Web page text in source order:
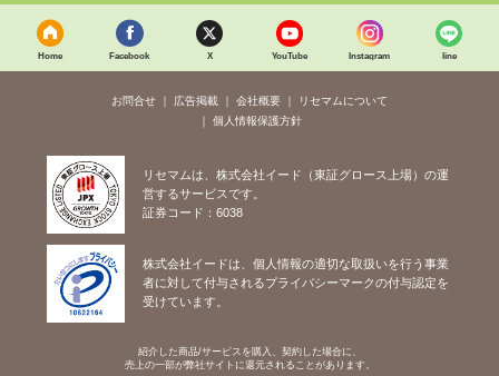
Home Facebook X YouTube Instagram line
お問合せ 広告掲載 会社概要
リセマムについて
個人情報保護方針
リセマムは、株式会社イード（東証グロース上場）の運
営するサービスです。
証券コード：6038
株式会社イードは、個人情報の適切な取扱いを行う事業
者に対して付与されるプライバシーマークの付与認定を
受けています。
紹介した商品/サービスを購入、契約した場合に、
売上の一部が弊社サイトに還元されることがあります。